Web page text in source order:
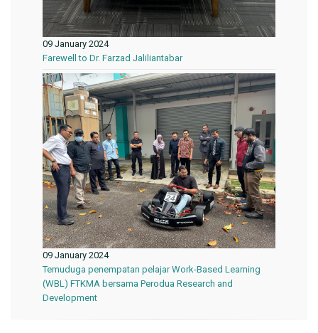
09 January 2024
Farewell to Dr. Farzad Jaliliantabar
09 January 2024
Temuduga penempatan pelajar Work-Based Learning
(WBL) FTKMA bersama Perodua Research and
Development